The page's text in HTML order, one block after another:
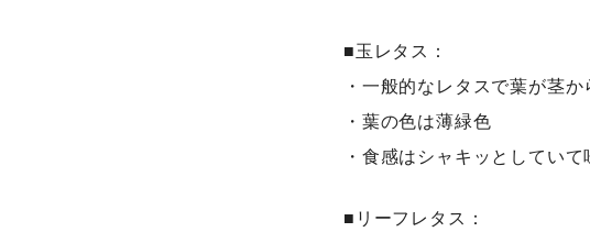
■玉レタス：
・一般的なレタスで葉が茎
・葉の色は薄緑色
・食感はシャキッとしてい
■リーフレタス：